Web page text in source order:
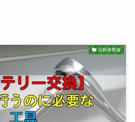
自動車整備